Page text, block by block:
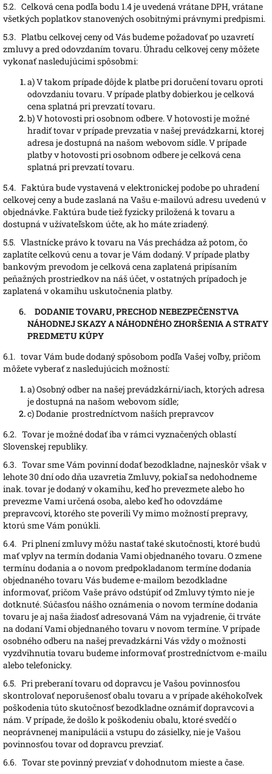
5.2. Celková cena podľa bodu 1.4 je uvedená vrátane DPH, vrátane
všetkých poplatkov stanovených osobitnými právnymi predpismi.
5.3. Platbu celkovej ceny od Vás budeme požadovať po uzavretí
zmluvy a pred odovzdaním tovaru. Úhradu celkovej ceny môžete
vykonať nasledujúcimi spôsobmi:
a)V takom prípade dôjde k platbe pri doručení tovaru oproti
odovzdaniu tovaru. V prípade platby dobierkou je celková
cena splatná pri prevzatí tovaru.
b)V hotovosti pri osobnom odbere. V hotovosti je možné
hradiť tovar v prípade prevzatia v našej prevádzkarni, ktorej
adresa je dostupná na našom webovom sídle. V prípade
platby v hotovosti pri osobnom odbere je celková cena
splatná pri prevzatí tovaru.
5.4. Faktúra bude vystavená v elektronickej podobe po uhradení
celkovej ceny a bude zaslaná na Vašu e-mailovú adresu uvedenú v
objednávke. Faktúra bude tiež fyzicky priložená k tovaru a
dostupná v užívateľskom účte, ak ho máte zriadený.
5.5. Vlastnícke právo k tovaru na Vás prechádza až potom, čo
zaplatíte celkovú cenu a tovar je Vám dodaný. V prípade platby
bankovým prevodom je celková cena zaplatená pripísaním
peňažných prostriedkov na náš účet, v ostatných prípadoch je
zaplatená v okamihu uskutočnenia platby.
DODANIE TOVARU, PRECHOD NEBEZPEČENSTVA
NÁHODNEJ SKAZY A NÁHODNÉHO ZHORŠENIA A STRATY
PREDMETU KÚPY
6.1. tovar Vám bude dodaný spôsobom podľa Vašej voľby, pričom
môžete vyberať z nasledujúcich možností:
a)Osobný odber na našej prevádzkárni/iach, ktorých adresa
je dostupná na našom webovom sídle;
c)Dodanie prostredníctvom naších prepravcov
6.2. Tovar je možné dodať iba v rámci vyznačených oblastí
Slovenskej republiky.
6.3. Tovar sme Vám povinní dodať bezodkladne, najneskôr však v
lehote 30 dní odo dňa uzavretia Zmluvy, pokiaľ sa nedohodneme
inak. tovar je dodaný v okamihu, keď ho prevezmete alebo ho
prevezme Vami určená osoba, alebo keď ho odovzdáme
prepravcovi, ktorého ste poverili Vy mimo možností prepravy,
ktorú sme Vám ponúkli.
6.4. Pri plnení zmluvy môžu nastať také skutočnosti, ktoré budú
mať vplyv na termín dodania Vami objednaného tovaru. O zmene
termínu dodania a o novom predpokladanom termíne dodania
objednaného tovaru Vás budeme e-mailom bezodkladne
informovať, pričom Vaše právo odstúpiť od Zmluvy týmto nie je
dotknuté. Súčasťou nášho oznámenia o novom termíne dodania
tovaru je aj naša žiadosť adresovaná Vám na vyjadrenie, či trváte
na dodaní Vami objednaného tovaru v novom termíne. V prípade
osobného odberu na našej prevadzkárni Vás vždy o možnosti
vyzdvihnutia tovaru budeme informovať prostredníctvom e-mailu
alebo telefonicky.
6.5. Pri preberaní tovaru od dopravcu je Vašou povinnosťou
skontrolovať neporušenosť obalu tovaru a v prípade akéhokoľvek
poškodenia túto skutočnosť bezodkladne oznámiť dopravcovi a
nám. V prípade, že došlo k poškodeniu obalu, ktoré svedčí o
neoprávnenej manipulácii a vstupu do zásielky, nie je Vašou
povinnosťou tovar od dopravcu prevziať.
6.6. Tovar ste povinný prevziať v dohodnutom mieste a čase.